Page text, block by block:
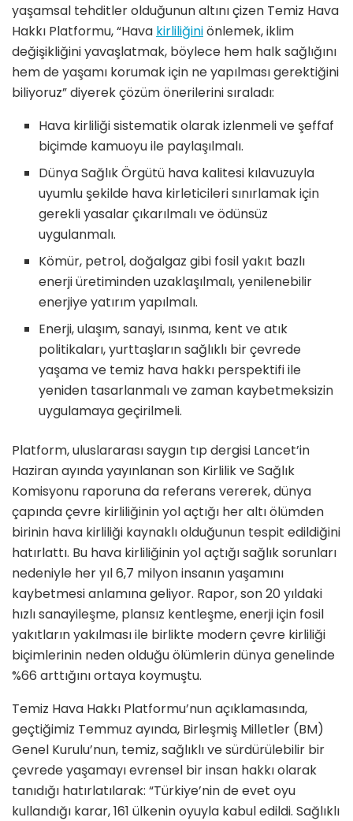
yaşamsal tehditler olduğunun altını çizen Temiz Hava
Hakkı Platformu, “Hava kirliliğiniönlemek, iklim
değişikliğini yavaşlatmak, böylece hem halk sağlığını
hem de yaşamı korumak için ne yapılması gerektiğini
biliyoruz” diyerek çözüm önerilerini sıraladı:
Hava kirliliği sistematik olarak izlenmeli ve şeffaf
biçimde kamuoyu ile paylaşılmalı.
Dünya Sağlık Örgütü hava kalitesi kılavuzuyla
uyumlu şekilde hava kirleticileri sınırlamak için
gerekli yasalar çıkarılmalı ve ödünsüz
uygulanmalı.
Kömür, petrol, doğalgaz gibi fosil yakıt bazlı
enerji üretiminden uzaklaşılmalı, yenilenebilir
enerjiye yatırım yapılmalı.
Enerji, ulaşım, sanayi, ısınma, kent ve atık
politikaları, yurttaşların sağlıklı bir çevrede
yaşama ve temiz hava hakkı perspektifi ile
yeniden tasarlanmalı ve zaman kaybetmeksizin
uygulamaya geçirilmeli.
Platform, uluslararası saygın tıp dergisi Lancet’in
Haziran ayında yayınlanan son Kirlilik ve Sağlık
Komisyonu raporuna da referans vererek, dünya
çapında çevre kirliliğinin yol açtığı her altı ölümden
birinin hava kirliliği kaynaklı olduğunun tespit edildiğini
hatırlattı. Bu hava kirliliğinin yol açtığı sağlık sorunları
nedeniyle her yıl 6,7 milyon insanın yaşamını
kaybetmesi anlamına geliyor. Rapor, son 20 yıldaki
hızlı sanayileşme, plansız kentleşme, enerji için fosil
yakıtların yakılması ile birlikte modern çevre kirliliği
biçimlerinin neden olduğu ölümlerin dünya genelinde
%66 arttığını ortaya koymuştu.
Temiz Hava Hakkı Platformu’nun açıklamasında,
geçtiğimiz Temmuz ayında, Birleşmiş Milletler (BM)
Genel Kurulu’nun, temiz, sağlıklı ve sürdürülebilir bir
çevrede yaşamayı evrensel bir insan hakkı olarak
tanıdığı hatırlatılarak: “Türkiye’nin de evet oyu
kullandığı karar, 161 ülkenin oyuyla kabul edildi. Sağlıklı